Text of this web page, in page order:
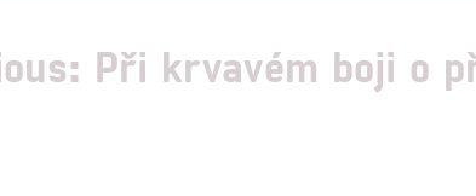
Při krvavém boji o